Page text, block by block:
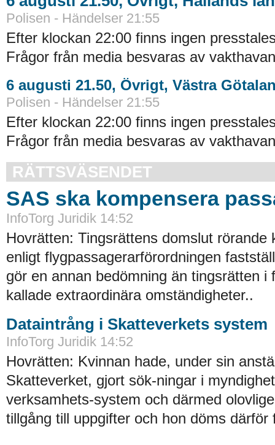
Polisen - Händelser 21:55
Efter klockan 22:00 finns ingen
Frågor från media besvaras av
6 augusti 21.50, Övrigt, Västra
Polisen - Händelser 21:55
Efter klockan 22:00 finns ingen
Frågor från media besvaras av
RÄTTSVÄSENDET
SAS ska kompensera
InfoTorg Juridik 14:52
Hovrätten: Tingsrättens domslut rörande
enligt flygpassagerarförordningen
gör en annan bedömning än tingsrätten i
kallade extraordinära omständigheter..
Dataintrång i Skatteverkets system
InfoTorg Juridik 14:52
Hovrätten: Kvinnan hade, under sin
Skatteverket, gjort sök-ningar i
verksamhets-system och därmed
tillgång till uppgifter och hon döms därför